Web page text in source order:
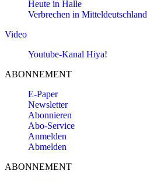
Heute in Halle
Verbrechen in Mitteldeutschland
Video
Youtube-Kanal Hiya!
ABONNEMENT
E-Paper
Newsletter
Abonnieren
Abo-Service
Anmelden
Abmelden
ABONNEMENT